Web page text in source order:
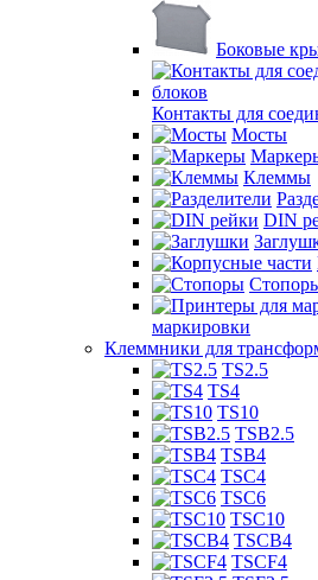
Боковые
Контакты для
Мосты
Клеммы
DIN
маркировки
Клеммники для
TS2.5
TS4
TS10
TSB2.5
TSB4
TSC4
TSC6
TSC10
TSCB4
TSCF4